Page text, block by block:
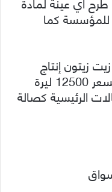
للمؤسسة كما
زيتون إنتاج
وطني ومحلي، بسعة ليتر واحد بسعر 12500 ليرة
الرئيسية كصالة